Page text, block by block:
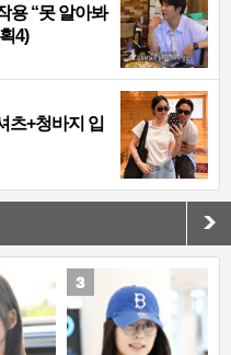
용 “못 알아봐
4)
츠+청바지 입